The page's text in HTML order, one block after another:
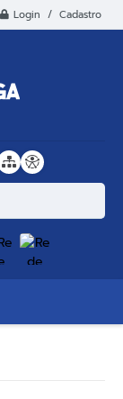
Login / Cadastro